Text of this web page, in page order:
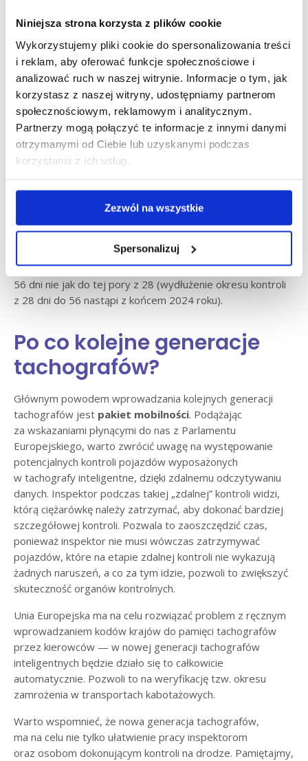
Niniejsza strona korzysta z plików cookie
Wykorzystujemy pliki cookie do spersonalizowania treści
i reklam, aby oferować funkcje społecznościowe i
analizować ruch w naszej witrynie. Informacje o tym, jak
korzystasz z naszej witryny, udostępniamy partnerom
społecznościowym, reklamowym i analitycznym.
Partnerzy mogą połączyć te informacje z innymi danymi
otrzymanymi od Ciebie lub uzyskanymi podczas
korzystania z ich usług.
Zezwól na wszystkie
Spersonalizuj
zatrzymywania pojazdu do kontroli przez inspektora.
Wstępna kontrola odbywa się całkowicie zdalnie (poprzez
zastosowanie odpowiedniej anteny), którą autoryzuje
inspektor, a tachograf automatycznie udostępnia dane.
Tachografy będą udostępniać informacje odnośnie czasu
pracy kierowcy, a także wysyłać takie informacje jak:
Zalogowanie karty kierowcy,
Chwilowa prędkość,
Próby załamania zabezpieczeń (używanie magnesu
czy wyłącznika, nieprawidłowe działanie czujników
Tachografy inteligentne 2-giej generacji będą mogły
przechowywać w swojej pamięciwięcej danych, dzięki
czemu kontrole będą mogły obejmować
— sprawdzana może być aktywność kierowcy z ostatnich
56 dni nie jak do tej pory z 28 (wydłużenie okresu kontroli
z 28 dni do 56 nastąpi z końcem 2024 roku).
Po co kolejne generacje
tachografów?
Głównym powodem wprowadzania kolejnych generacji
tachografów jest pakiet mobilności. Podążając
za wskazaniami płynącymi do nas z Parlamentu
Europejskiego, warto zwrócić uwagę na występowanie
potencjalnych kontroli pojazdów wyposażonych
w tachografy inteligentne, dzięki zdalnemu odczytywaniu
danych. Inspektor podczas takiej „zdalnej” kontroli widzi,
którą ciężarówkę należy zatrzymać, aby dokonać bardziej
szczegółowej kontroli. Pozwala to zaoszczędzić czas,
ponieważ inspektor nie musi wówczas zatrzymywać
pojazdów, które na etapie zdalnej kontroli nie wykazują
żadnych naruszeń, a co za tym idzie, pozwoli to zwiększyć
skuteczność organów kontrolnych.
Unia Europejska ma na celu rozwiązać problem z ręcznym
wprowadzaniem kodów krajów do pamięci tachografów
przez kierowców — w nowej generacji tachografów
inteligentnych będzie działo się to całkowicie
automatycznie. Pozwoli to na weryfikację tzw. okresu
zamrożenia w transportach kabotażowych.
Warto wspomnieć, że nowa generacja tachografów,
ma na celu nie tylko ułatwienie pracy inspektorom
oraz osobom dokonującym kontroli na drodze. Pamiętajmy,